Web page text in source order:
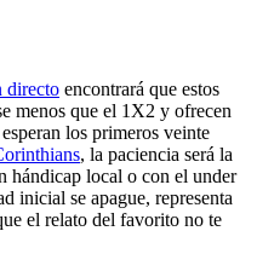
directo encontrará que estos
menos que el 1X2 y ofrecen
los primeros veinte
, la paciencia será la
hándicap local o con el under
inicial se apague, representa
el relato del favorito no te